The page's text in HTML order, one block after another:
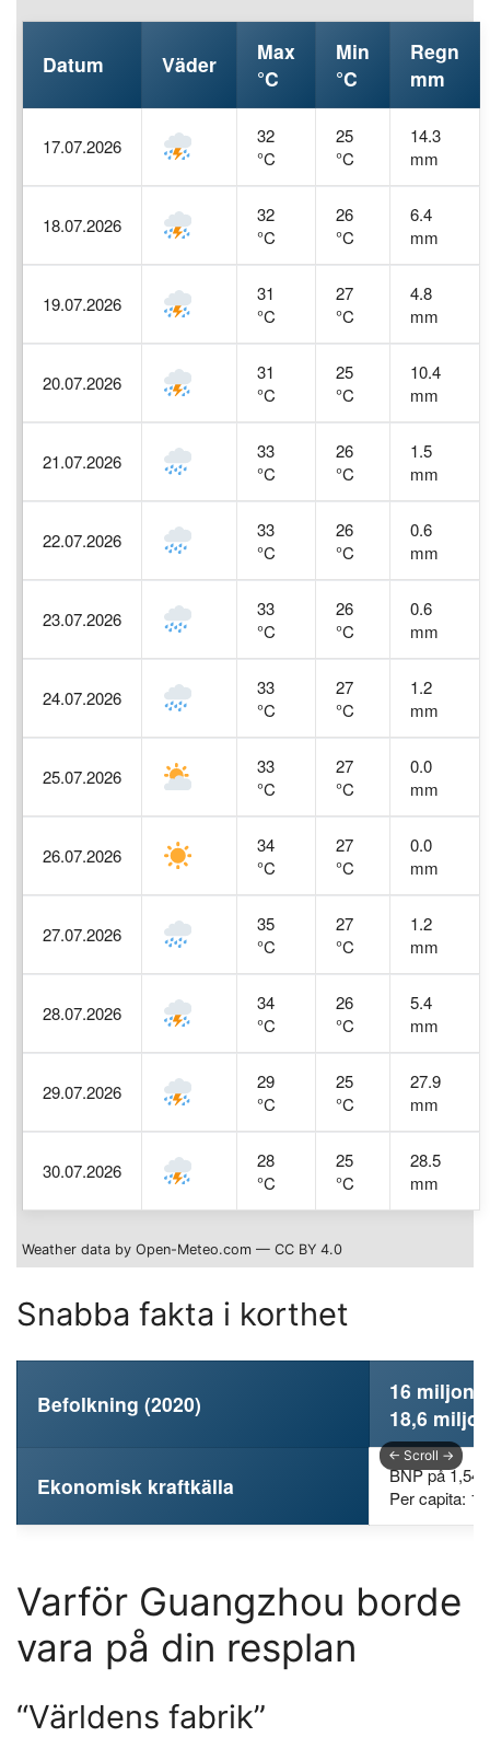
Datum Väder
Max
°C
Min
°C
Regn
mm
17.07.2026
32
°C
25
°C
14.3
mm
18.07.2026
32
°C
26
°C
6.4
mm
19.07.2026
31
°C
27
°C
4.8
mm
20.07.2026
31
°C
25
°C
10.4
mm
21.07.2026
33
°C
26
°C
1.5
mm
22.07.2026
33
°C
26
°C
0.6
mm
23.07.2026
33
°C
26
°C
0.6
mm
24.07.2026
33
°C
27
°C
1.2
mm
25.07.2026
33
°C
27
°C
0.0
mm
26.07.2026
34
°C
27
°C
0.0
mm
27.07.2026
35
°C
27
°C
1.2
mm
28.07.2026
34
°C
26
°C
5.4
mm
29.07.2026
29
°C
25
°C
27.9
mm
30.07.2026
28
°C
25
°C
28.5
mm
Weather data by Open-Meteo.com — CC BY 4.0
Snabba fakta i korthet
Befolkning (2020)
16
18,6
Ekonomisk kraftkälla
BNP på
Per capita:
Varför Guangzhou borde
vara på din resplan
“Världens fabrik”